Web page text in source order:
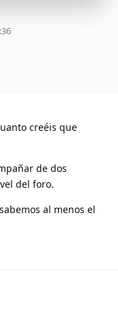
creéis que
de dos
del foro.
al menos el